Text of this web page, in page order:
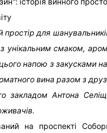
для
унікальним смаком,
напою з закусками
вина разом з
закладом Антона
на проспекті